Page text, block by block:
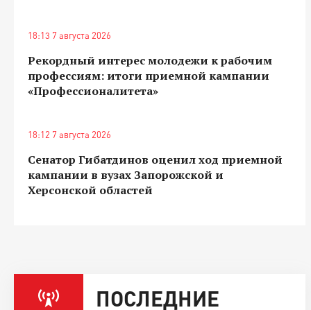
18:13 7 августа 2026
Рекордный интерес молодежи к рабочим
профессиям: итоги приемной кампании
«Профессионалитета»
18:12 7 августа 2026
Сенатор Гибатдинов оценил ход приемной
кампании в вузах Запорожской и
Херсонской областей
ПОСЛЕДНИЕ